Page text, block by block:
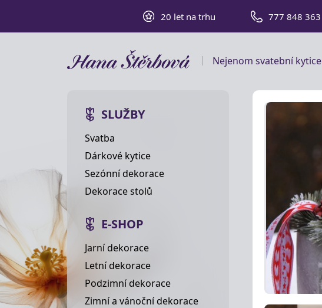
20 let na trhu 777 848 363
Nejenom svatební kytice
SLUŽBY
Svatba
Dárkové kytice
Sezónní dekorace
Dekorace stolů
E-SHOP
Jarní dekorace
Letní dekorace
Podzimní dekorace
Zimní a vánoční dekorace